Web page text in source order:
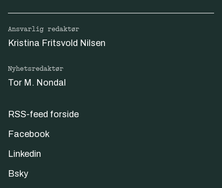
Ansvarlig redaktør
Kristina Fritsvold Nilsen
Nyhetsredaktør
Tor M. Nondal
RSS-feed forside
Facebook
Linkedin
Bsky